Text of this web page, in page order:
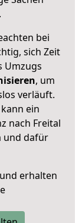
bei
sich Zeit
Umzugs
, um
verläuft.
ein
nach Freital
und dafür
erhalten